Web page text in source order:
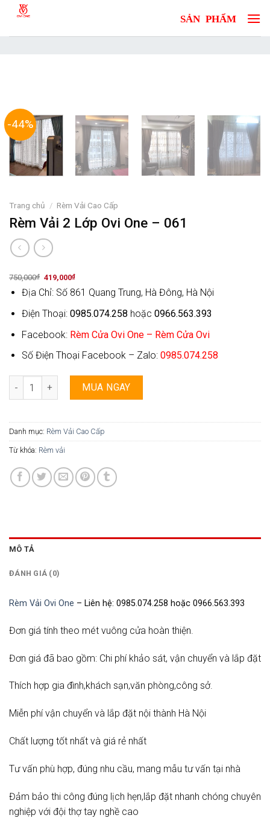
content
-44%
Trang chủ / Rèm Vải Cao Cấp
Rèm Vải 2 Lớp Ovi One – 061
750,000₫
Original
was:
419,000₫Current
is:
Địa Chỉ: Số 861 Quang Trung, Hà Đông, Hà Nội
Điện Thoại: 0985.074.258 hoặc 0966.563.393
Facebook: Rèm Cửa Ovi One – Rèm Cửa Ovi
Số Điện Thoại Facebook – Zalo: 0985.074.258
Rèm Vải 2 Lớp Ovi One - 061 số lượng
MUA NGAY
Danh mục: Rèm Vải Cao Cấp
Từ khóa: Rèm vải
MÔ TẢ
ĐÁNH GIÁ (0)
Rèm Vải Ovi One – Liên hệ: 0985.074.258 hoặc 0966.563.393
Đơn giá tính theo mét vuông cửa hoàn thiện.
Đơn giá đã bao gồm: Chi phí khảo sát, vận chuyển và lắp đặt
Thích hợp gia đình,khách sạn,văn phòng,công sở.
Miễn phí vận chuyển và lắp đặt nội thành Hà Nội
Chất lượng tốt nhất và giá rẻ nhất
Tư vấn phù hợp, đúng nhu cầu, mang mẫu tư vấn tại nhà
Đảm bảo thi công đúng lịch hẹn,lắp đặt nhanh chóng chuyên
nghiệp với đội thợ tay nghề cao